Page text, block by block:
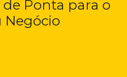
Ponta para o
Negócio